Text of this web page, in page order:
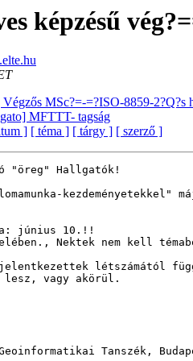
képzésű
MSc?=-=?ISO-8859-2?Q?s
MFTTT- tagság
] [ téma ] [ tárgy ] [ szerző ]
"öreg" Hallgatók!
kezdeményetekkel"
június 10.!!
Nektek nem kell
létszámától
lesz, vagy akörül.
Tanszék,